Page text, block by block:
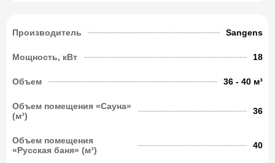
Производитель Sangens
Мощность, кВт 18
Объем 36 - 40 м³
Объем помещения «Сауна»
(м³)
36
Объем помещения
«Русская баня» (м³)
40